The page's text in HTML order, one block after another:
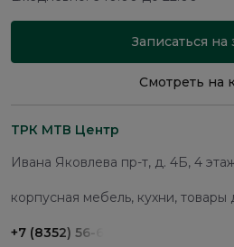
Записаться на
Смотреть на
ТРК МТВ Центр
Ивана Яковлева пр-т, д. 4Б, 4
корпусная мебель, кухни, товары
+7 (8352) 56-69-08